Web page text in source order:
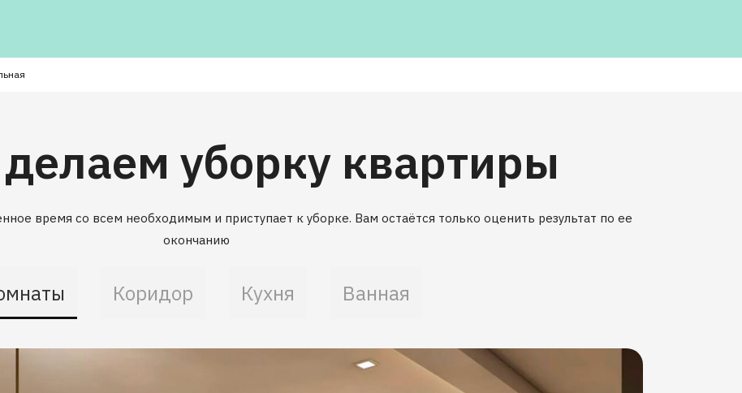
уборку квартиры
время со всем необходимым и приступает к уборке. Вам остаётся только оценить результат по ее
окончанию
Коридор Кухня Ванная